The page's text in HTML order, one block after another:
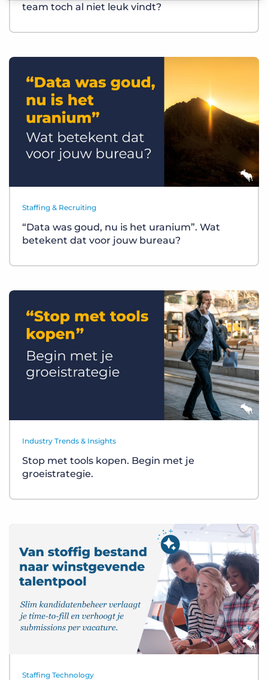
team toch al niet leuk vindt?
Staffing & Recruiting
“Data was goud, nu is het uranium”. Wat
betekent dat voor jouw bureau?
Industry Trends & Insights
Stop met tools kopen. Begin met je
groeistrategie.
Staffing Technology